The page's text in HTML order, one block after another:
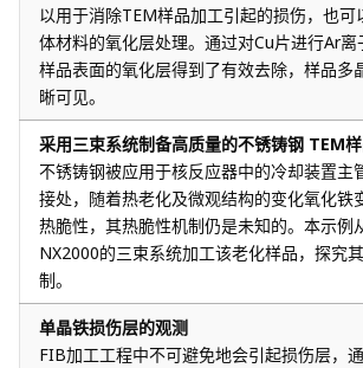
以用于消除TEM样品加工引起的损伤，也可
体材料的氧化层处理。通过对Cu片进行Ar离
样品表面的氧化层得到了有效去除，样品多
晰可见。
采用三束系统制备高质量的不锈铸钢 TEM
不锈铸钢被应用于核反应器中的冷却装置主
接处，随着热老化及微观结构的变化氧化铁
热脆性，其热脆性机制仍是未知的。本示例
NX2000的三束系统加工该老化样品，探究
制。
单晶铁损伤层的观测
FIB加工工程中不可避免地会引起损伤层，